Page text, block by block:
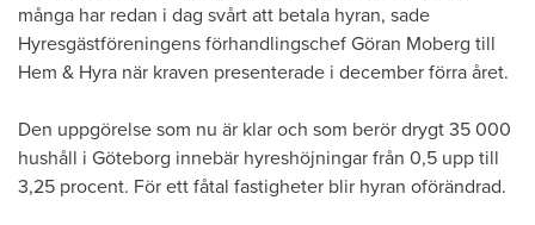
många har redan i dag svårt att betala hyran, sade
Hyresgästföreningens förhandlingschef Göran Moberg till
Hem & Hyra när kraven presenterade i december förra året.
Den uppgörelse som nu är klar och som berör drygt 35 000
hushåll i Göteborg innebär hyreshöjningar från 0,5 upp till
3,25 procent. För ett fåtal fastigheter blir hyran oförändrad.